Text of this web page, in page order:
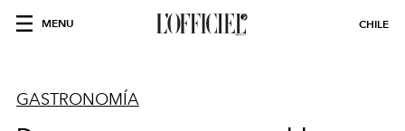
MENU CHILE
GASTRONOMÍA